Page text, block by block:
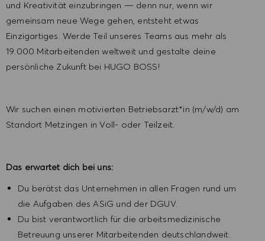
und Kreativität einzubringen — denn nur, wenn wir
gemeinsam neue Wege gehen, entsteht etwas
Einzigartiges. Werde Teil unseres Teams aus mehr als
19.000 Mitarbeitenden weltweit und gestalte deine
persönliche Zukunft bei HUGO BOSS!
Wir suchen einen motivierten Betriebsarzt*in (m/w/d) am
Standort Metzingen in Voll- oder Teilzeit.
Das erwartet dich bei uns:
Du berätst das Unternehmen in allen Fragen rund um
die Aufgaben des ASiG und der DGUV.
Du bist verantwortlich für die arbeitsmedizinische
Betreuung unserer Mitarbeitenden deutschlandweit.